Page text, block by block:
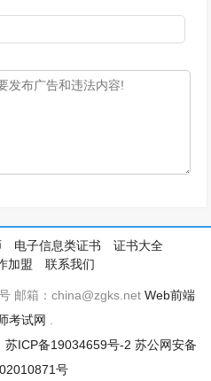
电子信息类证书
证书大全
加盟 联系我们
邮箱：china@zgks.net Web前端
考试网
苏ICP备19034659号-2 苏公网安备
号